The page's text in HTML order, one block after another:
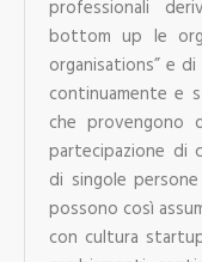
professionali
bottom up le
organisations” e
continuamente e
che provengono
partecipazione di
di singole
possono così
con cultura